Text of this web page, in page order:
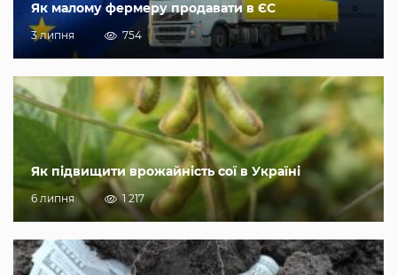
Як малому фермеру продавати в ЄС
3 липня 754
Як підвищити врожайність сої в Україні
6 липня 1 217